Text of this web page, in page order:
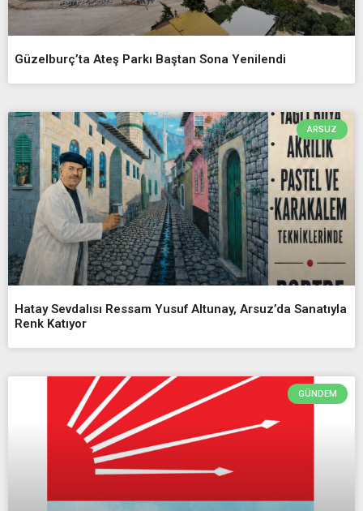
Güzelburç’ta Ateş Parkı Baştan Sona Yenilendi
ARSUZ
Hatay Sevdalısı Ressam Yusuf Altunay, Arsuz’da Sanatıyla
Renk Katıyor
GÜNDEM